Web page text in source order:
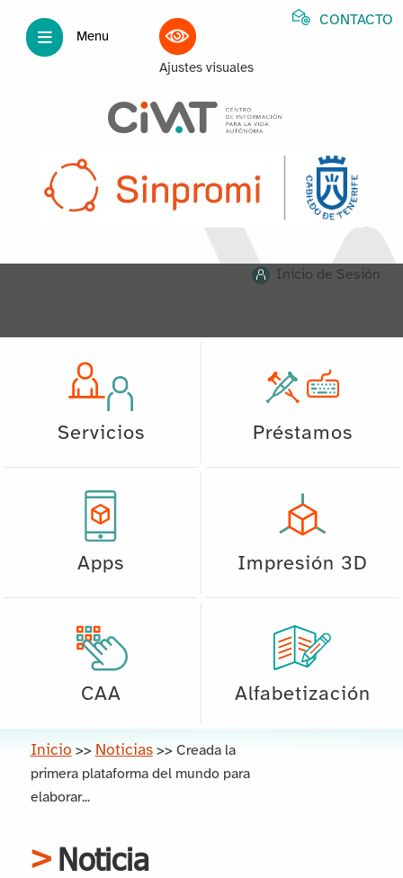
Menu
Ajustes visuales
CONTACTO
Inicio de Sesión
Servicios Préstamos
Apps Impresión 3D
CAA Alfabetización
Inicio >> Noticias >> Creada la
primera plataforma del mundo para
elaborar...
Noticia